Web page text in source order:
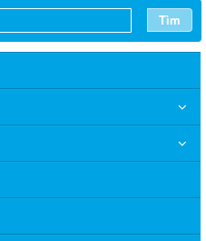
Tìm
bố Danh mục thủ tục hành
vực phòng bệnh và an toàn
của Sở Y tế thành phố Đồng
tục hành chính bằng mã